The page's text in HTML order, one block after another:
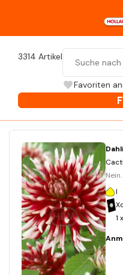
3314 Artikel
Favoriten
Nein.
I
1